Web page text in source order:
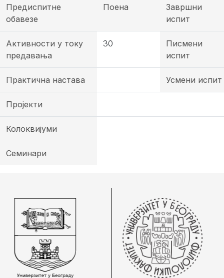
Предиспитне
обавезе
Поена
Завршни
испит
Активности у току
предавања
30
Писмени
испит
Практична настава Усмени испит
Пројекти
Колоквијуми
Семинари